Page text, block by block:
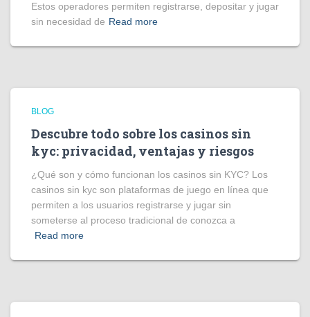
Estos operadores permiten registrarse, depositar y jugar
sin necesidad de Read more
BLOG
Descubre todo sobre los casinos sin
kyc: privacidad, ventajas y riesgos
¿Qué son y cómo funcionan los casinos sin KYC? Los
casinos sin kyc son plataformas de juego en línea que
permiten a los usuarios registrarse y jugar sin
someterse al proceso tradicional de conozca a
Read more